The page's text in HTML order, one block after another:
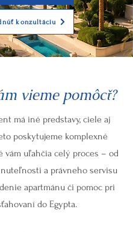
konzultáciu
vieme pomôcť?
má iné predstavy, ciele aj
poskytujeme komplexné
vám uľahčia celý proces – od
a právneho servisu
apartmánu či pomoc pri
do Egypta.